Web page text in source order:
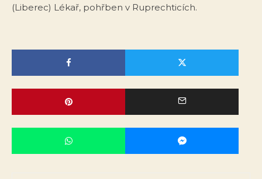
(Liberec) Lékař, pohřben v Ruprechticích.